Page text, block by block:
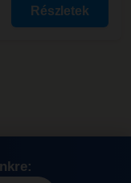
Részletek